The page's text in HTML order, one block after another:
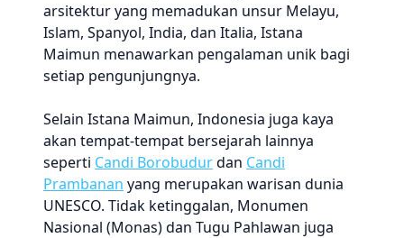
arsitektur yang memadukan unsur Melayu,
Islam, Spanyol, India, dan Italia, Istana
Maimun menawarkan pengalaman unik bagi
setiap pengunjungnya.
Selain Istana Maimun, Indonesia juga kaya
akan tempat-tempat bersejarah lainnya
seperti Candi Borobudurdan Candi
Prambanan yang merupakan warisan dunia
UNESCO. Tidak ketinggalan, Monumen
Nasional (Monas) dan Tugu Pahlawan juga